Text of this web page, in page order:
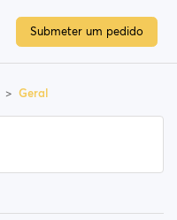
Submeter um pedido
Geral